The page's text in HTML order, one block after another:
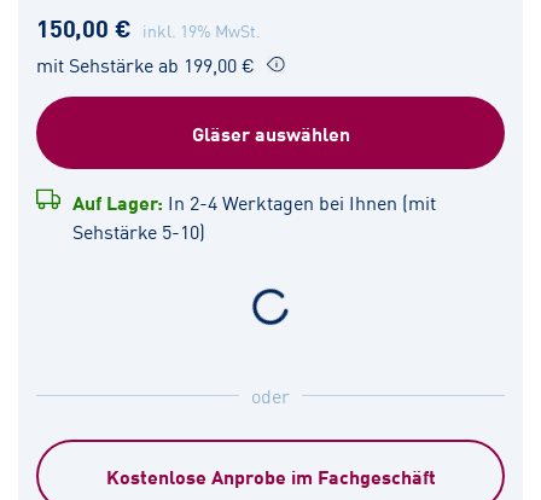
150,00 € inkl. 19% MwSt.
mit Sehstärke ab 199,00 €
Gläser auswählen
Auf Lager: In 2-4 Werktagen bei Ihnen (mit
Sehstärke 5-10)
oder
Kostenlose Anprobe im Fachgeschäft